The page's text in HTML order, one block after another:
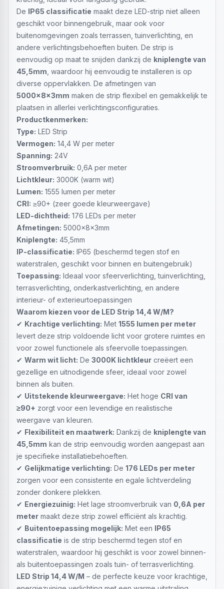
De IP65 classificatie maakt deze LED-strip niet alleen
geschikt voor binnengebruik, maar ook voor
buitenomgevingen zoals terrassen, tuinverlichting, en
andere verlichtingsbehoeften buiten. De strip is
eenvoudig op maat te snijden dankzij de kniplengte van
45,5mm , waardoor hij eenvoudig te installeren is op
diverse oppervlakken. De afmetingen van
5000x8x3mm maken de strip flexibel en gemakkelijk te
plaatsen in allerlei verlichtingsconfiguraties.
Productkenmerken:
Type: LED Strip
Vermogen: 14,4 W per meter
Spanning: 24V
Stroomverbruik: 0,6A per meter
Lichtkleur: 3000K (warm wit)
Lumen: 1555 lumen per meter
CRI: ≥90+ (zeer goede kleurweergave)
LED-dichtheid: 176 LEDs per meter
Afmetingen: 5000x8x3mm
Kniplengte: 45,5mm
IP-classificatie: IP65 (beschermd tegen stof en
waterstralen, geschikt voor binnen en buitengebruik)
Toepassing: Ideaal voor sfeerverlichting, tuinverlichting,
terrasverlichting, onderkastverlichting, en andere
interieur- of exterieurtoepassingen
Waarom kiezen voor de LED Strip 14,4 W/M?
✔ Krachtige verlichting: Met 1555 lumen per meter
levert deze strip voldoende licht voor grotere ruimtes en
voor zowel functionele als sfeervolle toepassingen.
✔ Warm wit licht: De 3000K lichtkleur creëert een
gezellige en uitnodigende sfeer, ideaal voor zowel
binnen als buiten.
✔ Uitstekende kleurweergave: Het hoge CRI van
≥90+ zorgt voor een levendige en realistische
weergave van kleuren.
✔ Flexibiliteit en maatwerk: Dankzij de kniplengte van
45,5mm kan de strip eenvoudig worden aangepast aan
je specifieke installatiebehoeften.
✔ Gelijkmatige verlichting: De 176 LEDs per meter
zorgen voor een consistente en egale lichtverdeling
zonder donkere plekken.
✔ Energiezuinig: Het lage stroomverbruik van 0,6A per
meter maakt deze strip zowel efficiënt als krachtig.
✔ Buitentoepassing mogelijk: Met een IP65
classificatie is de strip beschermd tegen stof en
waterstralen, waardoor hij geschikt is voor zowel binnen-
als buitentoepassingen zoals tuin- of terrasverlichting.
LED Strip 14,4 W/M – de perfecte keuze voor krachtige,